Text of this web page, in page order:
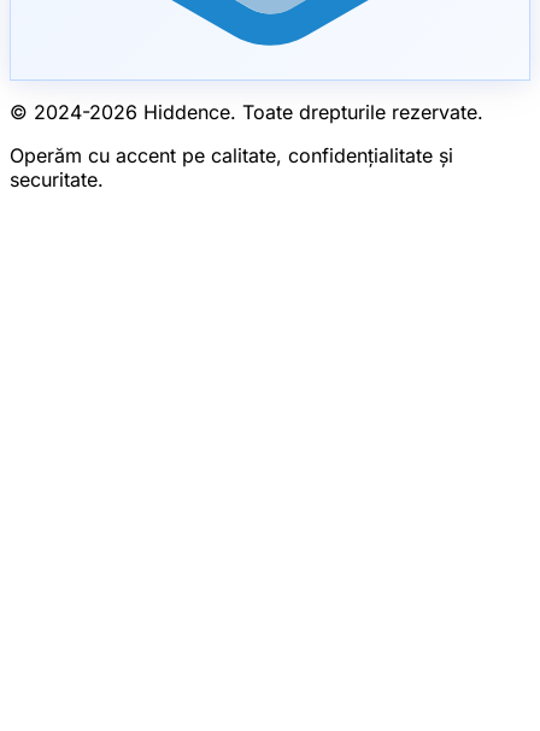
© 2024-2026 Hiddence. Toate drepturile rezervate.
Operăm cu accent pe calitate, confidențialitate și
securitate.